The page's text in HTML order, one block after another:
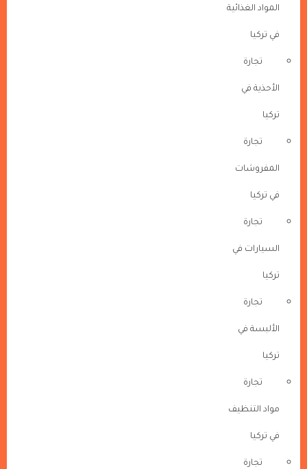
المواد الغذائية
في تركيا
تجارة
الأحذية في
تركيا
تجارة
المفروشات
في تركيا
تجارة
السيارات في
تركيا
تجارة
الألبسة في
تركيا
تجارة
مواد التنظيف
في تركيا
تجارة